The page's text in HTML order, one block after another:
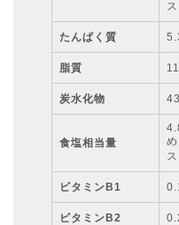
たんぱく質
脂質
炭水化物
食塩相当量
ビタミンB1
ビタミンB2